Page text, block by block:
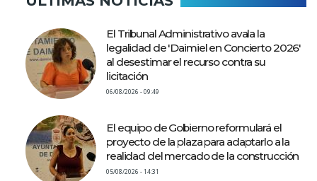
El Tribunal Administrativo avala la
legalidad de 'Daimiel en Concierto 2026'
al desestimar el recurso contra su
licitación
06/08/2026 - 09:49
El equipo de Gobierno reformulará el
proyecto de la plaza para adaptarlo a la
realidad del mercado de la construcción
05/08/2026 - 14:31